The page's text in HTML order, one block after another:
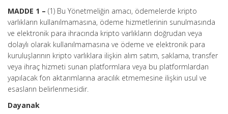
MADDE 1 – (1) Bu Yönetmeliğin amacı, ödemelerde kripto
varlıkların kullanılmamasına, ödeme hizmetlerinin sunulmasında
ve elektronik para ihracında kripto varlıkların doğrudan veya
dolaylı olarak kullanılmamasına ve ödeme ve elektronik para
kuruluşlarının kripto varlıklara ilişkin alım satım, saklama, transfer
veya ihraç hizmeti sunan platformlara veya bu platformlardan
yapılacak fon aktarımlarına aracılık etmemesine ilişkin usul ve
esasların belirlenmesidir.
Dayanak